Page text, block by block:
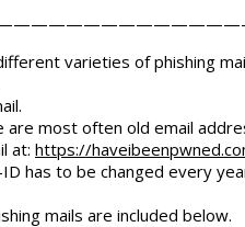
varieties of phishing
most often old email
at: https://
has to be changed every
mails are included below.